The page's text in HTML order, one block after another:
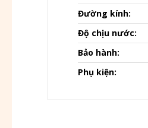
Đường kính:
Độ chịu nước:
Bảo hành:
Phụ kiện: